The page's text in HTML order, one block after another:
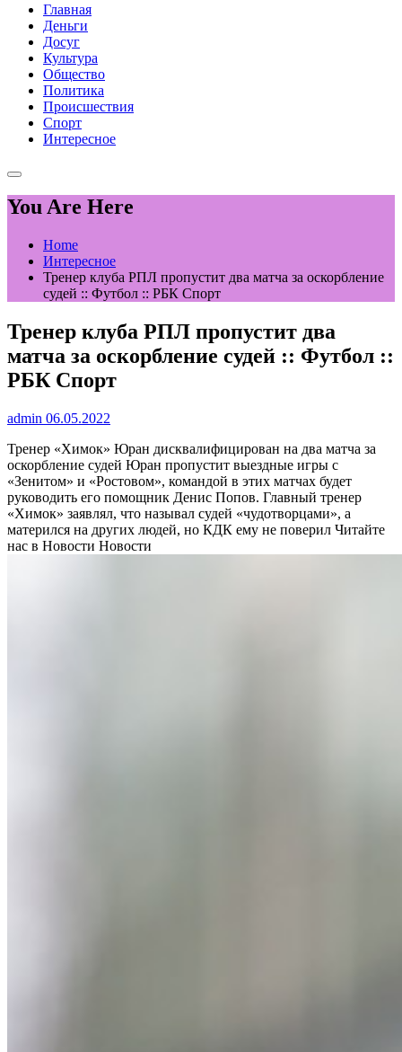
Главная
Деньги
Досуг
Культура
Общество
Политика
Происшествия
Спорт
Интересное
You Are Here
Home
Интересное
Тренер клуба РПЛ пропустит два матча за оскорбление
судей :: Футбол :: РБК Спорт
Тренер клуба РПЛ пропустит два
матча за оскорбление судей :: Футбол ::
РБК Спорт
admin 06.05.2022
Тренер «Химок» Юран дисквалифицирован на два матча за
оскорбление судей Юран пропустит выездные игры с
«Зенитом» и «Ростовом», командой в этих матчах будет
руководить его помощник Денис Попов. Главный тренер
«Химок» заявлял, что называл судей «чудотворцами», а
матерился на других людей, но КДК ему не поверил Читайте
нас в Новости Новости